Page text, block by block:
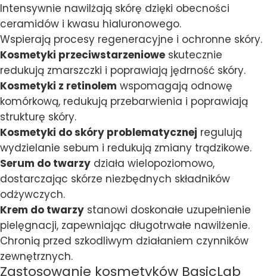
Intensywnie nawilżają skórę dzięki obecności
ceramidów i kwasu hialuronowego.
Wspierają procesy regeneracyjne i ochronne skóry.
Kosmetyki przeciwstarzeniowe skutecznie
redukują zmarszczki i poprawiają jędrność skóry.
Kosmetyki z retinolem wspomagają odnowę
komórkową, redukują przebarwienia i poprawiają
strukturę skóry.
Kosmetyki do skóry problematycznej regulują
wydzielanie sebum i redukują zmiany trądzikowe.
Serum do twarzy działa wielopoziomowo,
dostarczając skórze niezbędnych składników
odżywczych.
Krem do twarzy stanowi doskonałe uzupełnienie
pielęgnacji, zapewniając długotrwałe nawilżenie.
Chronią przed szkodliwym działaniem czynników
zewnętrznych.
Zastosowanie kosmetyków BasicLab